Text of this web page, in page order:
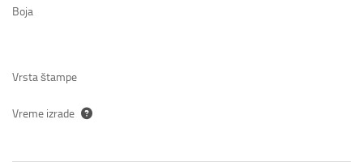
Boja
Vrsta štampe
Vreme izrade